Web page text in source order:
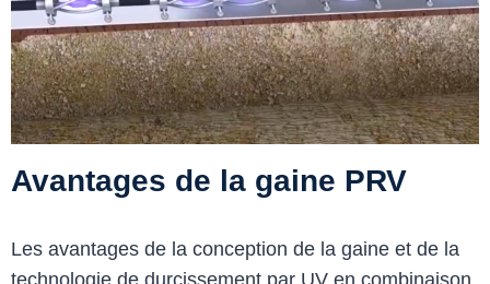
Avantages de la gaine PRV
Les avantages de la conception de la gaine et de la